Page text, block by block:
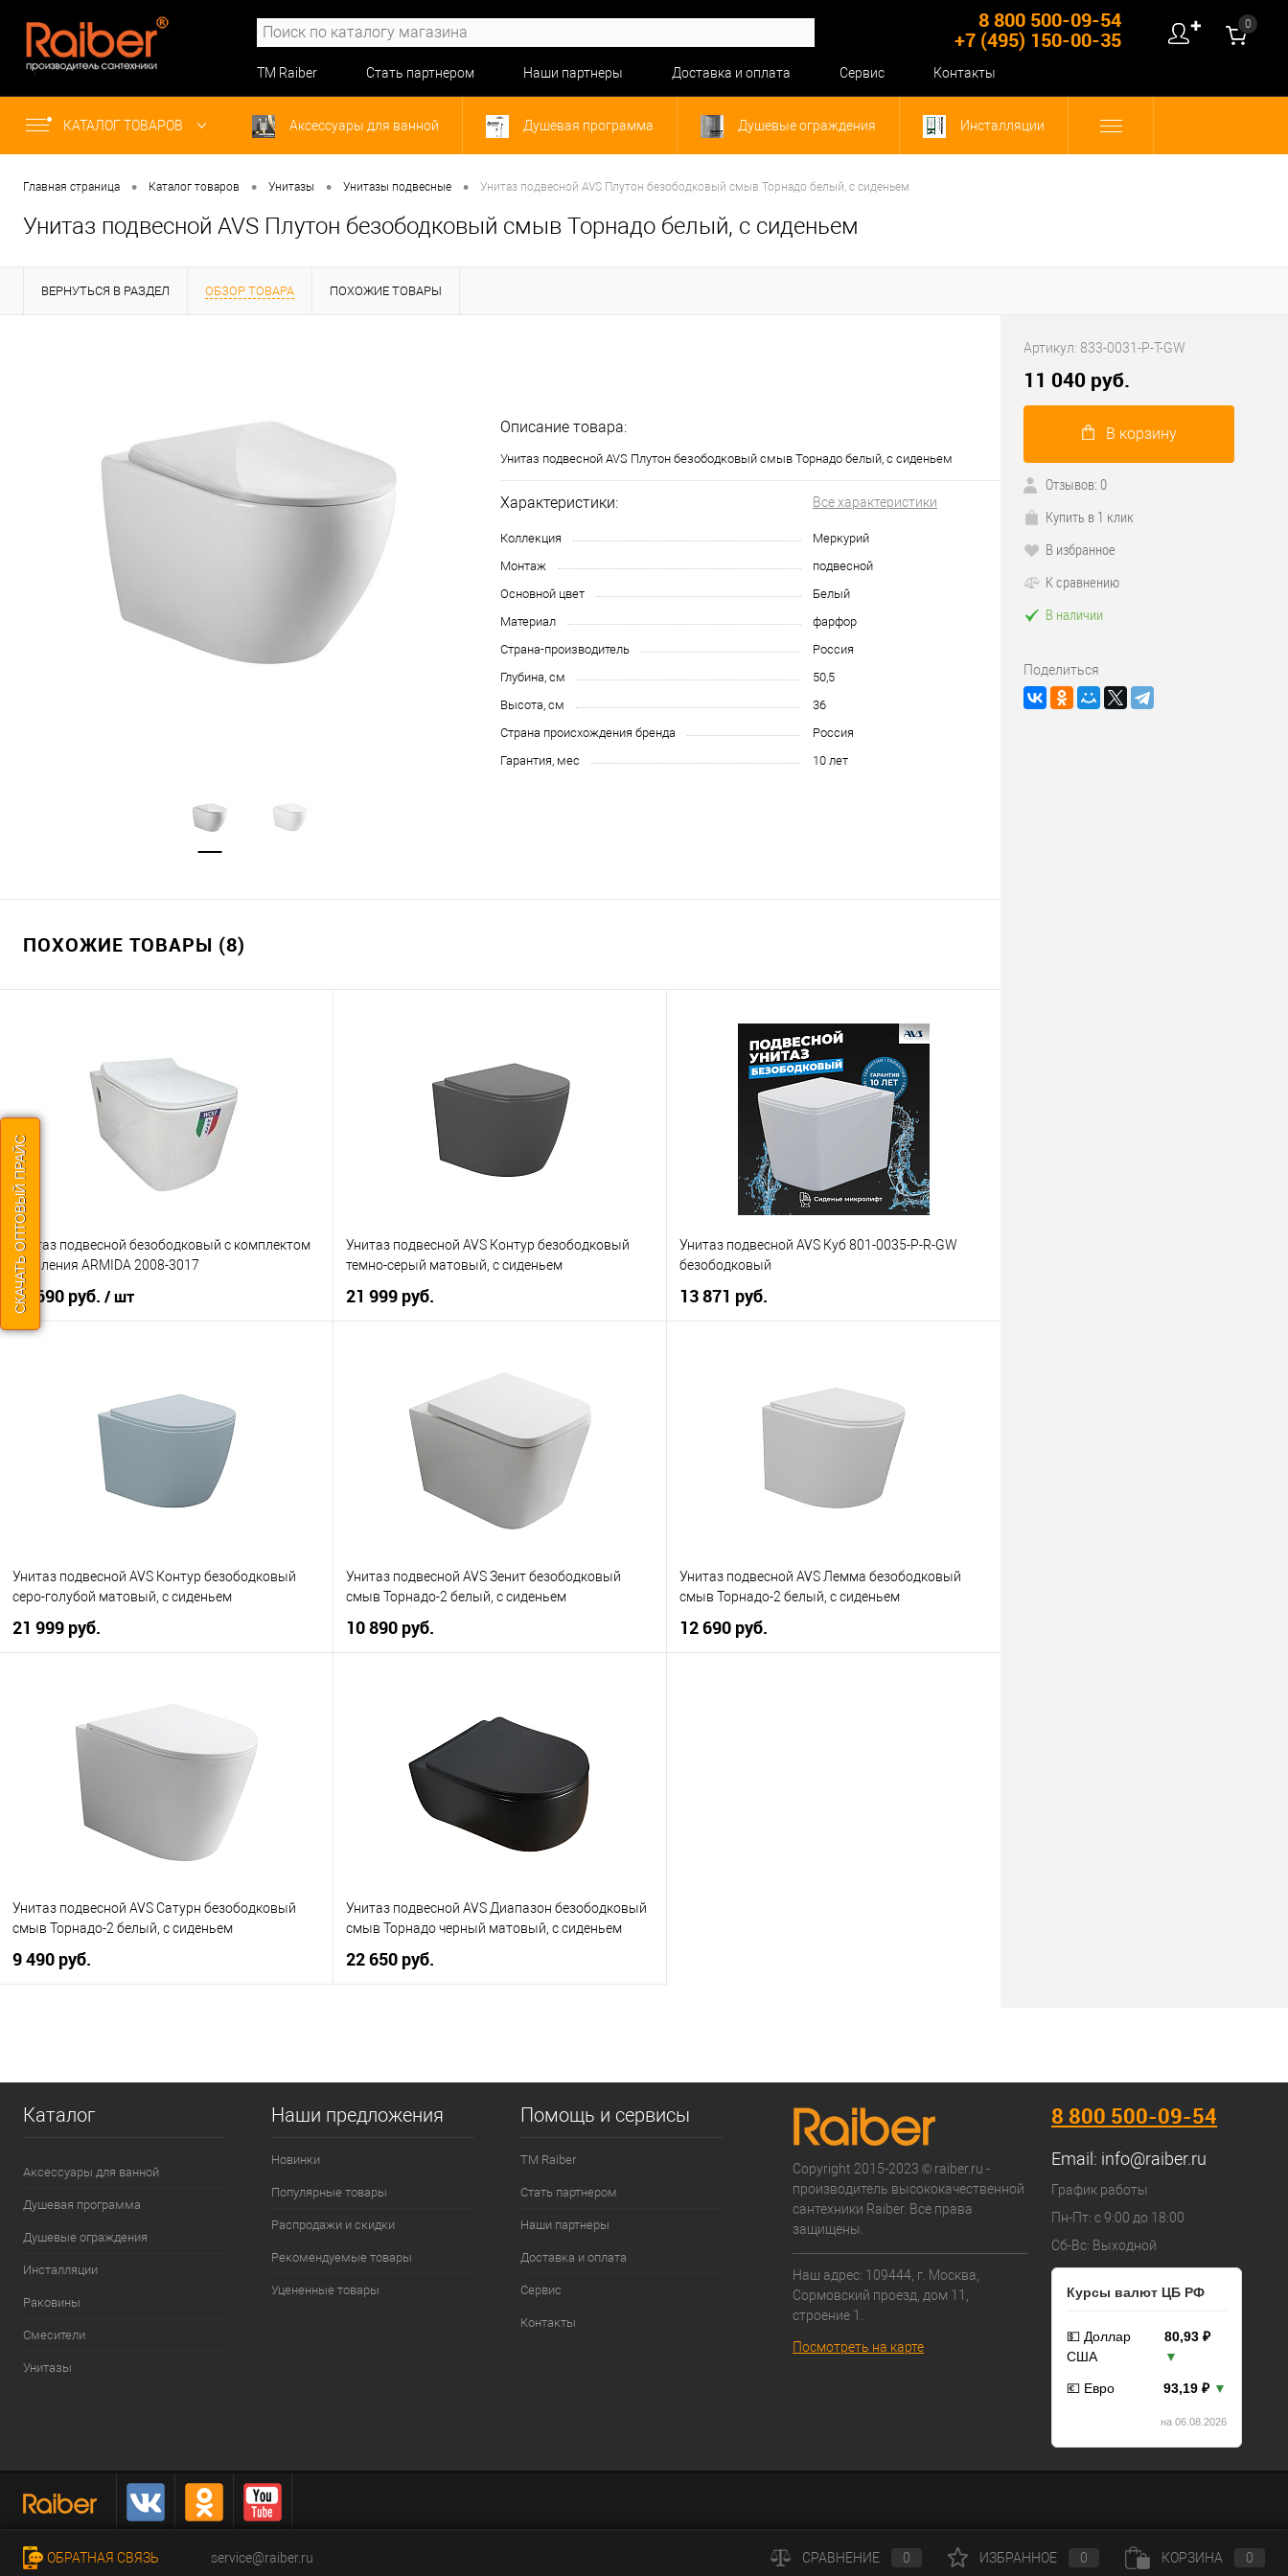
8 800 500-09-54
+7 (495) 150-00-35
ТМ Raiber Стать партнером Наши партнеры Доставка и оплата Сервис Контакты
✚ 0
КАТАЛОГ ТОВАРОВ Аксессуары для ванной Душевая программа Душевые ограждения Инсталляции
Главная страница • Каталог товаров • Унитазы • Унитазы подвесные • Унитаз подвесной AVS Плутон безободковый смыв Торнадо белый, с сиденьем
Унитаз подвесной AVS Плутон безободковый смыв Торнадо белый, с сиденьем
ВЕРНУТЬСЯ В РАЗДЕЛ ОБЗОР ТОВАРА ПОХОЖИЕ ТОВАРЫ
Описание товара:
Унитаз подвесной AVS Плутон безободковый смыв Торнадо белый, с сиденьем
Характеристики: Все характеристики
Коллекция
Меркурий
Монтаж
подвесной
Основной цвет
Белый
Материал
фарфор
Страна-производитель
Россия
Глубина, см
50,5
Высота, см
36
Страна происхождения бренда
Россия
Гарантия, мес
10 лет
ПОХОЖИЕ ТОВАРЫ (8)
Унитаз подвесной безободковый с комплектом
крепления ARMIDA 2008-3017
15 690 руб. / шт
К сравнению
В избранное
Под заказ
Унитаз подвесной AVS Контур безободковый
темно-серый матовый, с сиденьем
21 999 руб.
Купить в 1 клик
В избранное
В наличии
Унитаз подвесной AVS Куб 801-0035-P-R-GW
безободковый
13 871 руб.
Купить в 1 клик
К сравнению
В избранное
В наличии
Унитаз подвесной AVS Контур безободковый
серо-голубой матовый, с сиденьем
21 999 руб.
Купить в 1 клик
В избранное
В наличии
Унитаз подвесной AVS Зенит безободковый
смыв Торнадо-2 белый, с сиденьем
10 890 руб.
К сравнению
В избранное
В наличии
Унитаз подвесной AVS Лемма безободковый
смыв Торнадо-2 белый, с сиденьем
12 690 руб.
Унитаз подвесной AVS Сатурн безободковый
смыв Торнадо-2 белый, с сиденьем
9 490 руб.
Унитаз подвесной AVS Диапазон безободковый
смыв Торнадо черный матовый, с сиденьем
22 650 руб.
Артикул: 833-0031-P-T-GW
11 040 руб.
В корзину
Отзывов: 0
Купить в 1 клик
В избранное
К сравнению
В наличии
Поделиться
Каталог
Аксессуары для ванной
Душевая программа
Душевые ограждения
Инсталляции
Раковины
Смесители
Унитазы
Наши предложения
Новинки
Популярные товары
Распродажи и скидки
Рекомендуемые товары
Уцененные товары
Помощь и сервисы
ТМ Raiber
Стать партнером
Наши партнеры
Доставка и оплата
Сервис
Контакты
Copyright 2015-2023 © raiber.ru -
производитель высококачественной
сантехники Raiber. Все права
защищены.
Наш адрес: 109444, г. Москва,
Cормовский проезд, дом 11,
строение 1.
Посмотреть на карте
8 800 500-09-54
Email: info@raiber.ru
График работы
Пн-Пт: с 9:00 до 18:00
Сб-Вс: Выходной
Курсы валют ЦБ РФ
💵 Доллар
США
80,93 ₽
▼
💶 Евро 93,19 ₽ ▼
на 06.08.2026
СКАЧАТЬ ОПТОВЫЙ ПРАЙС
ОБРАТНАЯ СВЯЗЬ service@raiber.ru СРАВНЕНИЕ 0 ИЗБРАННОЕ 0 КОРЗИНА 0